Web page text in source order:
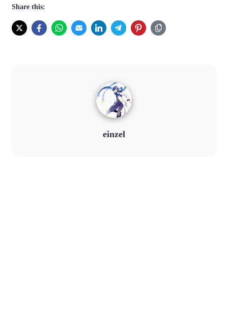
Share this:
einzel